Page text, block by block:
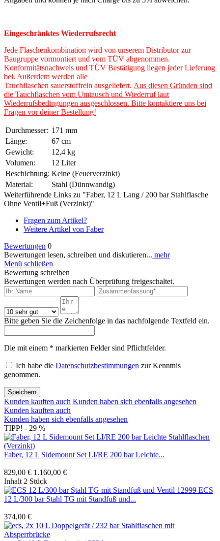
Eingeschränktes Wiederrufsrecht
Jede Flaschenkombination wird von unserem Distributor zur
Baugruppe vormontiert und vom TÜV abgenommen.
Konformitätsnachweis und TÜV Bestätigung liegen jeder Lieferung
bei. Außerdem werden alle
Tauchflaschen sauerstoffrein ausgeliefert. Aus diesen Gründen sind
die Tauchflaschen vom Umtausch und Wiederruf laut
Wiederrufsbedingungen ausgeschlossen. Bitte kontaktiere uns bei
Fragen vor deiner Bestellung!
Durchmesser: 171 mm
Länge:
67 cm
Gewicht:
12,4 kg
Volumen:
12 Liter
Beschichtung: Keine (Feuerverzinkt)
Material:
Stahl (Dünnwandig)
Weiterführende Links zu "Faber, 12 L Lang / 200 bar Stahlflasche
Ohne Ventil+Fuß (Verzinkt)"
Fragen zum Artikel?
Weitere Artikel von Faber
Bewertungen 0
Bewertungen lesen, schreiben und diskutieren... mehr
Menü schließen
Bewertung schreiben
Bewertungen werden nach Überprüfung freigeschaltet.
Bitte geben Sie die Zeichenfolge in das nachfolgende Textfeld ein.
Die mit einem * markierten Felder sind Pflichtfelder.
Ich habe die Datenschutzbestimmungen zur Kenntnis
genommen.
Speichern
Kunden kauften auch Kunden haben sich ebenfalls angesehen
Kunden kauften auch
Kunden haben sich ebenfalls angesehen
TIPP! - 29 %
Faber, 12 L Sidemount Set LI/RE 200 bar Leichte...
829,00 € 1.160,00 €
Inhalt 2 Stück
ECS
12 L/300 bar Stahl TG mit Standfuß und...
374,00 €